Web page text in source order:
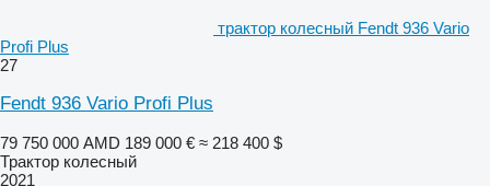
трактор колесный Fendt 936 Vario
Profi Plus
27
Fendt 936 Vario Profi Plus
79 750 000 AMD 189 000 € ≈ 218 400 $
Трактор колесный
2021